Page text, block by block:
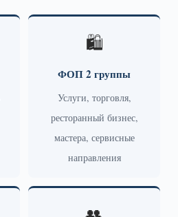
🛍️
ФОП 2 группы
Услуги, торговля,
ресторанный бизнес,
мастера, сервисные
направления